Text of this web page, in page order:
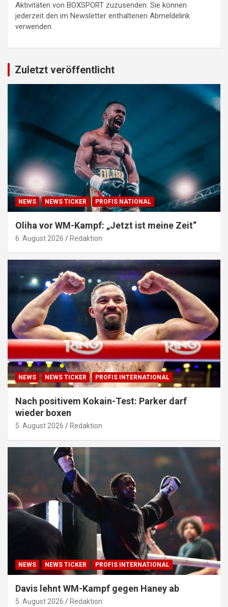
Aktivitäten von BOXSPORT zuzusenden. Sie können
jederzeit den im Newsletter enthaltenen Abmeldelink
verwenden.
Zuletzt veröffentlicht
NEWS NEWS TICKER PROFIS NATIONAL
Oliha vor WM-Kampf: „Jetzt ist meine Zeit“
6. August 2026 Redaktion
NEWS NEWS TICKER PROFIS INTERNATIONAL
Nach positivem Kokain-Test: Parker darf
wieder boxen
5. August 2026 Redaktion
NEWS NEWS TICKER PROFIS INTERNATIONAL
Davis lehnt WM-Kampf gegen Haney ab
5. August 2026 Redaktion